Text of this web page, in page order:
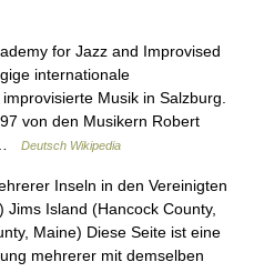
for Jazz and Improvised
internationale
Musik in Salzburg.
von den Musikern Robert
…
Deutsch Wikipedia
Inseln in den Vereinigten
Island (Hancock County,
Maine) Diese Seite ist eine
mehrerer mit demselben